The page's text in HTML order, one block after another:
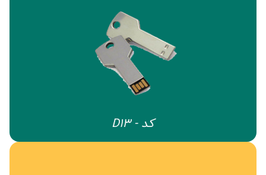
کد - D13